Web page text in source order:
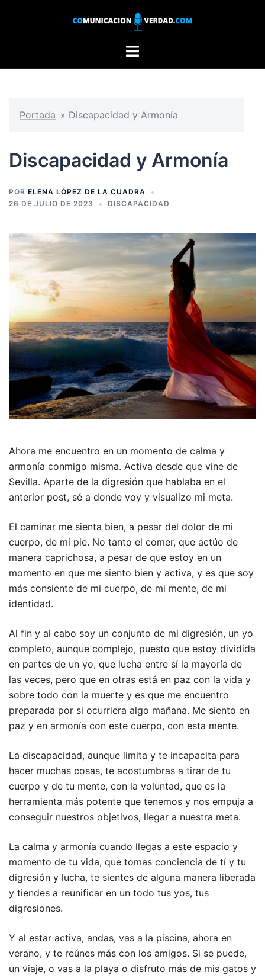
Alternar
Portada » Discapacidad y Armonía
Discapacidad y Armonía
POR ELENA LÓPEZ DE LA CUADRA
26 DE JULIO DE 2023
DISCAPACIDAD
Ahora me encuentro en un momento de calma y
armonía conmigo misma. Activa desde que vine de
Sevilla. Aparte de la digresión que hablaba en el
anterior post, sé a donde voy y visualizo mi meta.
El caminar me sienta bien, a pesar del dolor de mi
cuerpo, de mi pie. No tanto el comer, que actúo de
manera caprichosa, a pesar de que estoy en un
momento en que me siento bien y activa, y es que soy
más consiente de mi cuerpo, de mi mente, de mi
identidad.
Al fin y al cabo soy un conjunto de mi digresión, un yo
completo, aunque complejo, puesto que estoy dividida
en partes de un yo, que lucha entre sí la mayoría de
las veces, pero que en otras está en paz con la vida y
sobre todo con la muerte y es que me encuentro
preparada por si ocurriera algo mañana. Me siento en
paz y en armonía con este cuerpo, con esta mente.
La discapacidad, aunque limita y te incapacita para
hacer muchas cosas, te acostumbras a tirar de tu
cuerpo y de tu mente, con la voluntad, que es la
herramienta más potente que tenemos y nos empuja a
conseguir nuestros objetivos, llegar a nuestra meta.
La calma y armonía cuando llegas a este espacio y
momento de tu vida, que tomas conciencia de tí y tu
digresión y lucha, te sientes de alguna manera liberada
y tiendes a reunificar en un todo tus yos, tus
digresiones.
Y al estar activa, andas, vas a la piscina, ahora en
verano, y te reúnes más con los amigos. Si se puede,
un viaje, o vas a la playa o disfruto más de mis gatos y